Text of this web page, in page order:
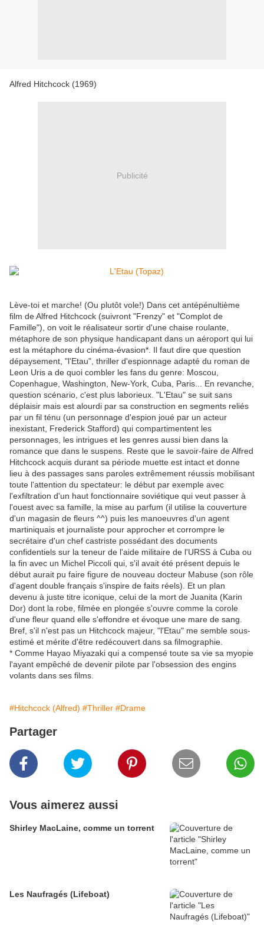
Alfred Hitchcock (1969)
Publicité
Lève-toi et marche! (Ou plutôt vole!) Dans cet antépénultième
film de Alfred Hitchcock (suivront "Frenzy" et "Complot de
Famille"), on voit le réalisateur sortir d'une chaise roulante,
métaphore de son physique handicapant dans un aéroport qui lui
est la métaphore du cinéma-évasion*. Il faut dire que question
dépaysement, "l'Etau", thriller d'espionnage adapté du roman de
Leon Uris a de quoi combler les fans du genre: Moscou,
Copenhague, Washington, New-York, Cuba, Paris... En revanche,
question scénario, c'est plus laborieux. "L'Etau" se suit sans
déplaisir mais est alourdi par sa construction en segments reliés
par un fil ténu (un personnage d'espion joué par un acteur
inexistant, Frederick Stafford) qui compartimentent les
personnages, les intrigues et les genres aussi bien dans la
romance que dans le suspens. Reste que le savoir-faire de Alfred
Hitchcock acquis durant sa période muette est intact et donne
lieu à des passages sans paroles extrêmement réussis mobilisant
toute l'attention du spectateur: le début par exemple avec
l'exfiltration d'un haut fonctionnaire soviétique qui veut passer à
l'ouest avec sa famille, la mise au parfum (il utilise la couverture
d'un magasin de fleurs ^^) puis les manoeuvres d'un agent
martiniquais et journaliste pour approcher et corrompre le
secrétaire d'un chef castriste possédant des documents
confidentiels sur la teneur de l'aide militaire de l'URSS à Cuba ou
la fin avec un Michel Piccoli qui, s'il avait été présent depuis le
début aurait pu faire figure de nouveau docteur Mabuse (son rôle
d'agent double français s'inspire de faits réels). Et un plan
devenu à juste titre iconique, celui de la mort de Juanita (Karin
Dor) dont la robe, filmée en plongée s'ouvre comme la corole
d'une fleur quand elle s'effondre et évoque une mare de sang.
Bref, s'il n'est pas un Hitchcock majeur, "l'Etau" me semble sous-
estimé et mérite d'être redécouvert dans sa filmographie.
* Comme Hayao Miyazaki qui a compensé toute sa vie sa myopie
l'ayant empêché de devenir pilote par l'obsession des engins
volants dans ses films.
#Hitchcock (Alfred) #Thriller #Drame
Partager
Vous aimerez aussi
Shirley MacLaine, comme un torrent
Les Naufragés (Lifeboat)